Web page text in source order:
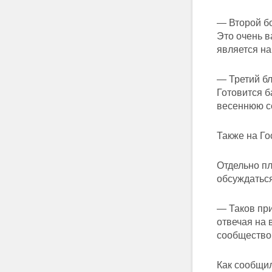
— Второй
Это очень
является
— Третий
Готовится
весеннюю
Также на
Отдельно
— Таков
отвечая на
Как